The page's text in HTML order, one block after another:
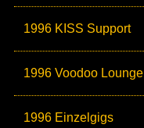
1996 KISS Support
1996 Voodoo Lounge
1996 Einzelgigs